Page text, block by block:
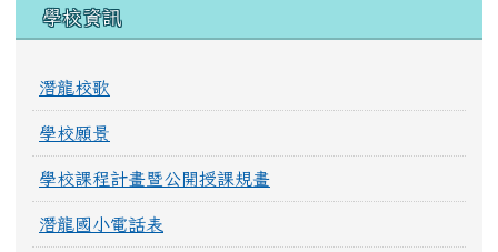
學校資訊
潛龍校歌
學校願景
學校課程計畫暨公開授課規畫
潛龍國小電話表